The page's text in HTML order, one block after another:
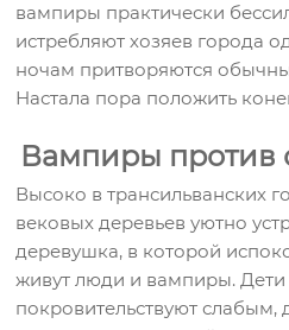
вампиры практически
истребляют хозяев города
ночам притворяются
Настала пора положить
Вампиры против
Высоко в трансильванских
вековых деревьев уютно
деревушка, в которой
живут люди и вампиры. Дети
покровительствуют слабым,